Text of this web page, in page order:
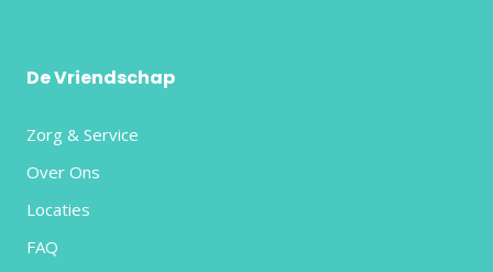
De Vriendschap
Zorg & Service
Over Ons
Locaties
FAQ